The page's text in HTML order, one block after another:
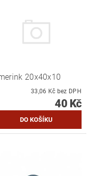
20x40x10
33,06 Kč bez DPH
40 Kč